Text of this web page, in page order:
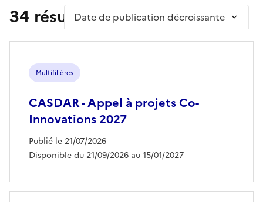
Trier par
34 résultat(s)
Multifilières
CASDAR - Appel à projets Co-
Innovations 2027
Publié le 21/07/2026
Disponible du 21/09/2026 au 15/01/2027